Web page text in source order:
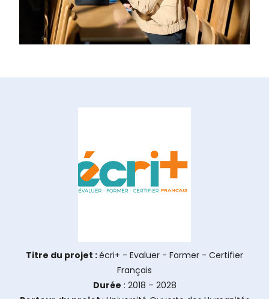
Titre du projet :écri+ - Evaluer - Former - Certifier
Français
Durée : 2018 – 2028